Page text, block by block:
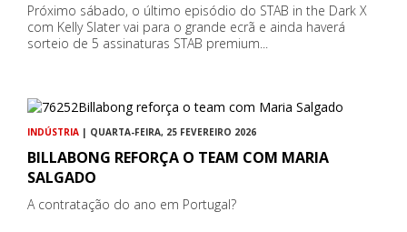
Próximo sábado, o último episódio do STAB in the Dark X
com Kelly Slater vai para o grande ecrã e ainda haverá
sorteio de 5 assinaturas STAB premium...
INDÚSTRIA | QUARTA-FEIRA, 25 FEVEREIRO 2026
BILLABONG REFORÇA O TEAM COM MARIA
SALGADO
A contratação do ano em Portugal?